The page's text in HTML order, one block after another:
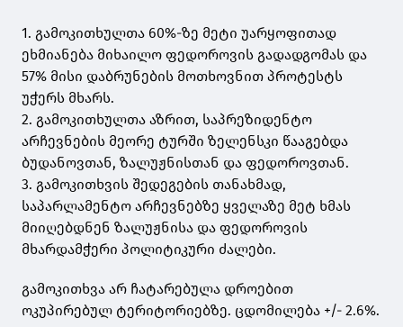
1. გამოკითხულთა 60%-ზე მეტი უარყოფითად
ეხმიანება მიხაილო ფედოროვის გადადგომას და
57% მისი დაბრუნების მოთხოვნით პროტესტს
უჭერს მხარს.
2. გამოკითხულთა აზრით, საპრეზიდენტო
არჩევნების მეორე ტურში ზელენსკი წააგებდა
ბუდანოვთან, ზალუჟნისთან და ფედოროვთან.
3. გამოკითხვის შედეგების თანახმად,
საპარლამენტო არჩევნებზე ყველაზე მეტ ხმას
მიიღებდნენ ზალუჟნისა და ფედოროვის
მხარდამჭერი პოლიტიკური ძალები.
გამოკითხვა არ ჩატარებულა დროებით
ოკუპირებულ ტერიტორიებზე. ცდომილება +/- 2.6%.